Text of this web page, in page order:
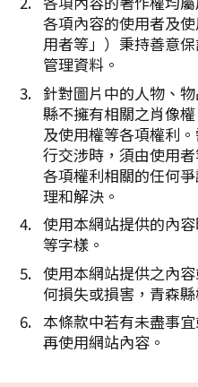
各項內容的使用者及
用者等」）秉持善意
管理資料。
針對圖片中的人物、
縣不擁有相關之肖像
及使用權等各項權利
行交涉時，須由使用
各項權利相關的任何
理和解決。
使用本網站提供的內
等字樣。
使用本網站提供之內
何損失或損害，青森縣
本條款中若有未盡事
再使用網站內容。